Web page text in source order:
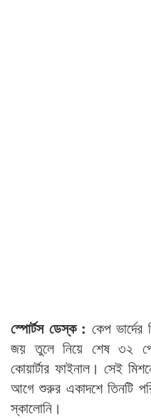
স্পোর্টস ডেস্ক : কেপ
জয় তুলে নিয়ে শেষ ৩২
কোয়ার্টার ফাইনাল। সেই
আগে শুরুর একাদশে তিনটি
স্কালোনি।